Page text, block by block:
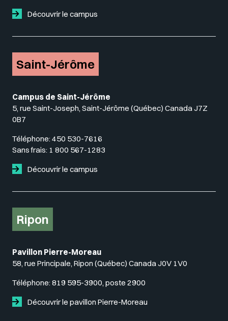
Découvrir le campus
Saint-Jérôme
Campus de Saint-Jérôme
5, rue Saint-Joseph, Saint-Jérôme (Québec) Canada J7Z
0B7
Téléphone: 450 530-7616
Sans frais: 1 800 567-1283
Découvrir le campus
Ripon
Pavillon Pierre-Moreau
58, rue Principale, Ripon (Québec) Canada J0V 1V0
Téléphone: 819 595-3900, poste 2900
Découvrir le pavillon Pierre-Moreau